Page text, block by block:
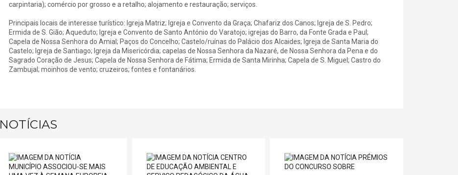
carpintaria); comércio por grosso e a retalho; alojamento e restauração; serviços.
Principais locais de interesse turístico: Igreja Matriz; Igreja e Convento da Graça; Chafariz dos Canos; Igreja de S. Pedro;
Ermida de S. Gião; Aqueduto; Igreja e Convento de Santo António do Varatojo; igrejas do Barro, da Fonte Grada e Paul;
Capela de Nossa Senhora do Amial; Paços do Concelho; Castelo/ruínas do Palácio dos Alcaides; Igreja de Santa Maria do
Castelo; Igreja de Santiago; Igreja da Misericórdia; capelas de Nossa Senhora da Nazaré, de Nossa Senhora da Pena e do
Sagrado Coração de Jesus; Capela de Nossa Senhora de Fátima; Ermida de Santa Mirinha; Capela de S. Miguel; Castro do
Zambujal; moinhos de vento; cruzeiros; fontes e fontanários.
NOTÍCIAS